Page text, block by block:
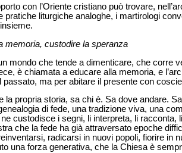
con l’Oriente cristiano può trovare,
pratiche liturgiche analoghe, i martirologi
memoria, custodire la speranza
mondo che tende a dimenticare, che corre
è chiamata a educare alla memoria, e
passato, ma per abitare il presente con
la propria storia, sa chi è. Sa dove andare.
di fede, una tradizione viva, una
custodisce i segni, li interpreta, li
che la fede ha già attraversato epoche
radicarsi in nuovi popoli, fiorire in
una forza generativa, che la Chiesa è